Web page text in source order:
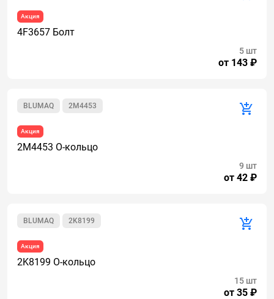
Акция
4F3657 Болт
от 143 ₽
5 шт
2M4453
BLUMAQ
Акция
2M4453 О-кольцо
от 42 ₽
9 шт
2K8199
BLUMAQ
Акция
2K8199 О-кольцо
от 35 ₽
15 шт